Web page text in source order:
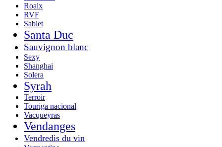
Roaix
RVF
Sablet
Santa Duc
Sauvignon blanc
Sexy
Shanghai
Solera
Syrah
Terroir
Touriga nacional
Vacqueyras
Vendanges
Vendredis du vin